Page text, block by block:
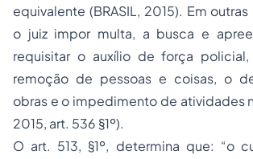
equivalente (BRASIL, 2015). Em
o juiz impor multa, a busca e
requisitar o auxílio de força policial,
remoção de pessoas e coisas, o
obras e o impedimento de atividades
2015, art. 536 §1º).
O art. 513, §1º, determina que: “o